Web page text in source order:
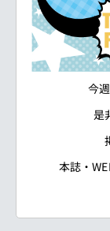
今
是
本誌・